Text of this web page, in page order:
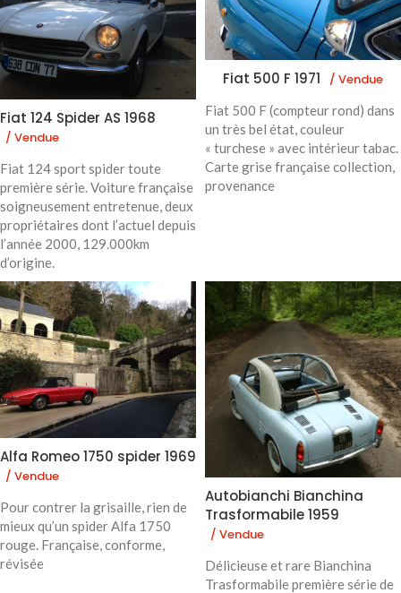
Fiat 124 Spider AS 1968
/ Vendue
Fiat 124 sport spider toute
première série. Voiture française
soigneusement entretenue, deux
propriétaires dont l’actuel depuis
l’année 2000, 129.000km
d’origine.
Fiat 500 F 1971 / Vendue
Fiat 500 F (compteur rond) dans
un très bel état, couleur
« turchese » avec intérieur tabac.
Carte grise française collection,
provenance
Alfa Romeo 1750 spider 1969
/ Vendue
Pour contrer la grisaille, rien de
mieux qu’un spider Alfa 1750
rouge. Française, conforme,
révisée
Autobianchi Bianchina
Trasformabile 1959
/ Vendue
Délicieuse et rare Bianchina
Trasformabile première série de